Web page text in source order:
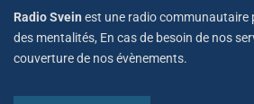
Radio Svein est une radio communautaire
des mentalités, En cas de besoin de nos
couverture de nos évènements.